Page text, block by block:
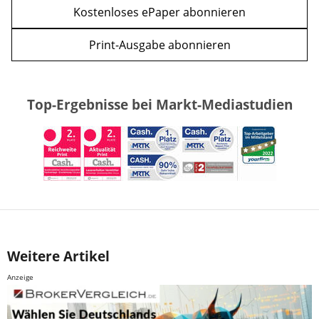
Kostenloses ePaper abonnieren
Print-Ausgabe abonnieren
Top-Ergebnisse bei Markt-Mediastudien
Weitere Artikel
Anzeige